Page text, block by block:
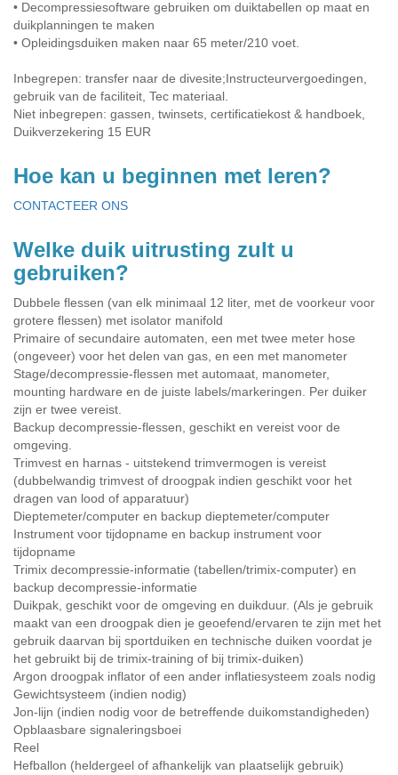
• Decompressiesoftware gebruiken om duiktabellen op maat en
duikplanningen te maken
• Opleidingsduiken maken naar 65 meter/210 voet.
Inbegrepen: transfer naar de divesite;Instructeurvergoedingen,
gebruik van de faciliteit, Tec materiaal.
Niet inbegrepen: gassen, twinsets, certificatiekost & handboek,
Duikverzekering 15 EUR
Hoe kan u beginnen met leren?
CONTACTEER ONS
Welke duik uitrusting zult u
gebruiken?
Dubbele flessen (van elk minimaal 12 liter, met de voorkeur voor
grotere flessen) met isolator manifold
Primaire of secundaire automaten, een met twee meter hose
(ongeveer) voor het delen van gas, en een met manometer
Stage/decompressie-flessen met automaat, manometer,
mounting hardware en de juiste labels/markeringen. Per duiker
zijn er twee vereist.
Backup decompressie-flessen, geschikt en vereist voor de
omgeving.
Trimvest en harnas - uitstekend trimvermogen is vereist
(dubbelwandig trimvest of droogpak indien geschikt voor het
dragen van lood of apparatuur)
Dieptemeter/computer en backup dieptemeter/computer
Instrument voor tijdopname en backup instrument voor
tijdopname
Trimix decompressie-informatie (tabellen/trimix-computer) en
backup decompressie-informatie
Duikpak, geschikt voor de omgeving en duikduur. (Als je gebruik
maakt van een droogpak dien je geoefend/ervaren te zijn met het
gebruik daarvan bij sportduiken en technische duiken voordat je
het gebruikt bij de trimix-training of bij trimix-duiken)
Argon droogpak inflator of een ander inflatiesysteem zoals nodig
Gewichtsysteem (indien nodig)
Jon-lijn (indien nodig voor de betreffende duikomstandigheden)
Opblaasbare signaleringsboei
Reel
Hefballon (heldergeel of afhankelijk van plaatselijk gebruik)